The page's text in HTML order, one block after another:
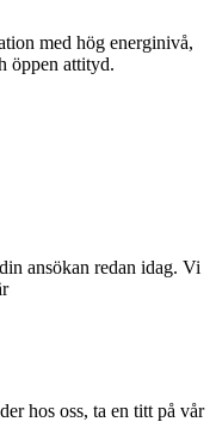
med hög energinivå,
öppen attityd.
ansökan redan idag. Vi
hos oss, ta en titt på vår